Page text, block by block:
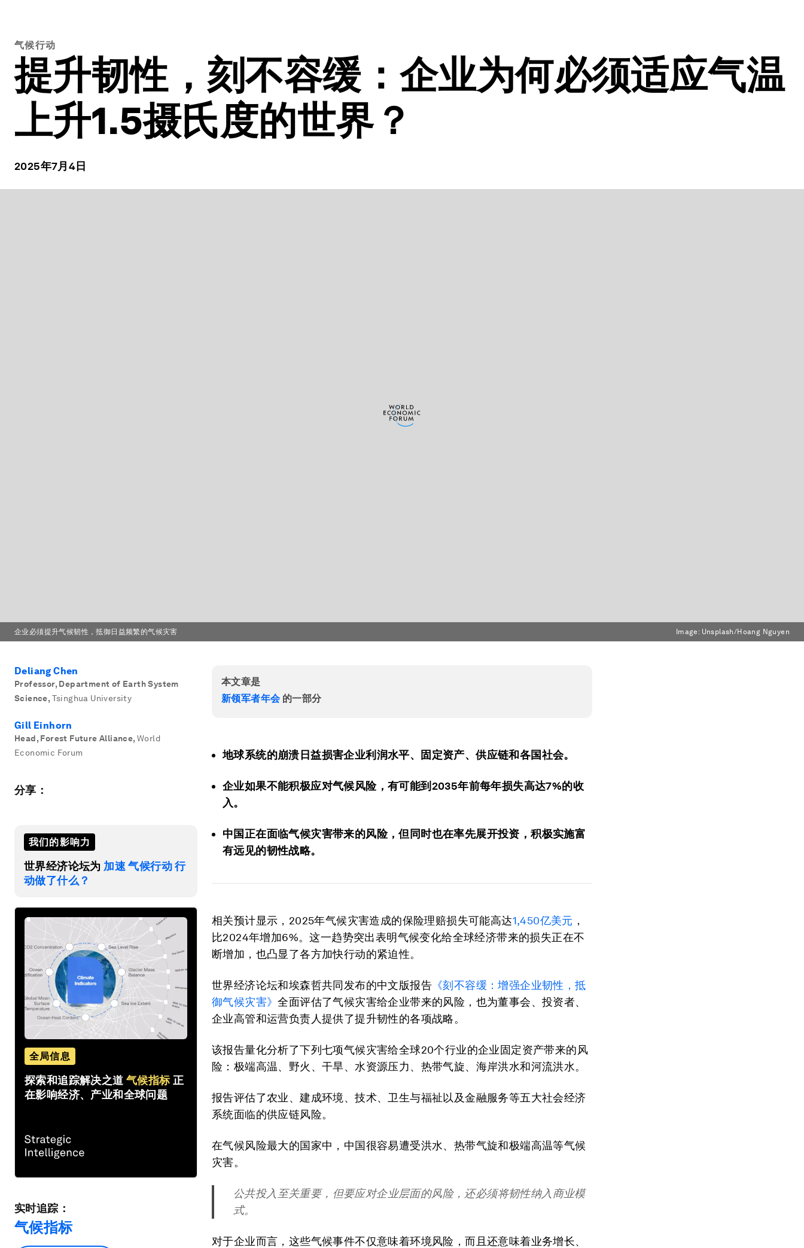
气候行动
提升韧性，刻不容缓：企业为何必须适应气温
上升1.5摄氏度的世界？
2025年7月4日
企业必须提升气候韧性，抵御日益频繁的气候灾害 Image: Unsplash/Hoang Nguyen
Deliang Chen
Professor, Department of Earth System
Science, Tsinghua University
Gill Einhorn
Head, Forest Future Alliance, World
Economic Forum
分享：
我们的影响力
世界经济论坛为 加速 气候行动 行
动做了什么？
全局信息
探索和追踪解决之道 气候指标 正
在影响经济、产业和全球问题
实时追踪：
气候指标
本文章是
新领军者年会的一部分
地球系统的崩溃日益损害企业利润水平、固定资产、供应链和各国社会。
企业如果不能积极应对气候风险，有可能到2035年前每年损失高达7%的收
入。
中国正在面临气候灾害带来的风险，但同时也在率先展开投资，积极实施富
有远见的韧性战略。
相关预计显示，2025年气候灾害造成的保险理赔损失可能高达1,450亿美元 ，
比2024年增加6%。这一趋势突出表明气候变化给全球经济带来的损失正在不
断增加，也凸显了各方加快行动的紧迫性。
世界经济论坛和埃森哲共同发布的中文版报告 《刻不容缓：增强企业韧性，抵
御气候灾害》全面评估了气候灾害给企业带来的风险，也为董事会、投资者、
企业高管和运营负责人提供了提升韧性的各项战略。
该报告量化分析了下列七项气候灾害给全球20个行业的企业固定资产带来的风
险：极端高温、野火、干旱、水资源压力、热带气旋、海岸洪水和河流洪水。
报告评估了农业、建成环境、技术、卫生与福祉以及金融服务等五大社会经济
系统面临的供应链风险。
在气候风险最大的国家中，中国很容易遭受洪水、热带气旋和极端高温等气候
灾害。
公共投入至关重要，但要应对企业层面的风险，还必须将韧性纳入商业模
式。
对于企业而言，这些气候事件不仅意味着环境风险，而且还意味着业务增长、